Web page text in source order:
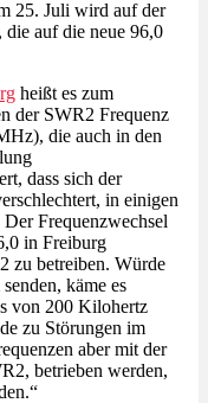
25. Juli wird auf der
die auf die neue 96,0
heißt es zum
der SWR2 Frequenz
die auch in den
dass sich der
in einigen
Frequenzwechsel
in Freiburg
zu betreiben. Würde
käme es
von 200 Kilohertz
zu Störungen im
aber mit der
betrieben werden,